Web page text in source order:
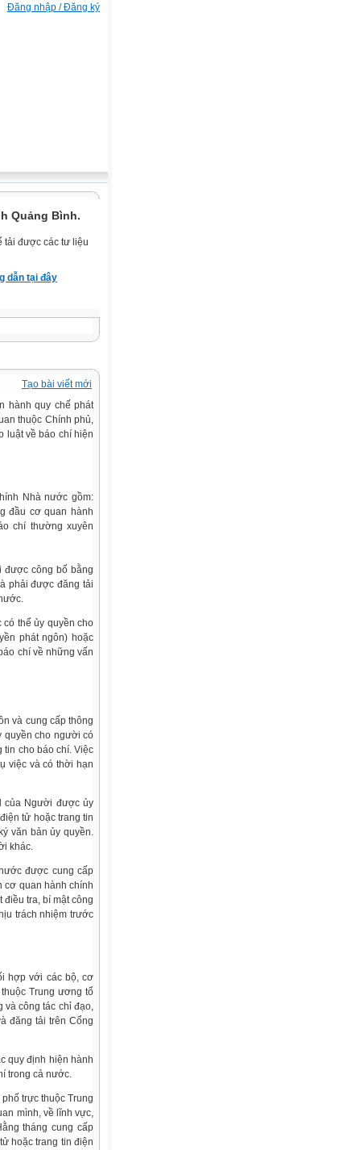
Đăng nhập / Đăng ký
Quảng Bình.
tải được các tư liệu
dẫn tại đây
Tạo bài viết mới
hành quy chế phát
thuộc Chính phủ,
luật về báo chí hiện
Nhà nước gồm:
đầu cơ quan hành
chí thường xuyên
được công bố bằng
phải được đăng tải
thể ủy quyền cho
phát ngôn) hoặc
chí về những vấn
và cung cấp thông
quyền cho người có
tin cho báo chí. Việc
việc và có thời hạn
của Người được ủy
tử hoặc trang tin
văn bản ủy quyền.
khác.
được cung cấp
cơ quan hành chính
tra, bí mật công
trách nhiệm trước
hợp với các bộ, cơ
Trung ương tổ
và công tác chỉ đạo,
đăng tải trên Cổng
quy định hiện hành
trong cả nước.
trực thuộc Trung
mình, về lĩnh vực,
tháng cung cấp
hoặc trang tin điện